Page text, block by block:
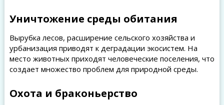
Уничтожение среды обитания
Вырубка лесов, расширение сельского хозяйства и
урбанизация приводят к деградации экосистем. На
место животных приходят человеческие поселения, что
создает множество проблем для природной среды.
Охота и браконьерство